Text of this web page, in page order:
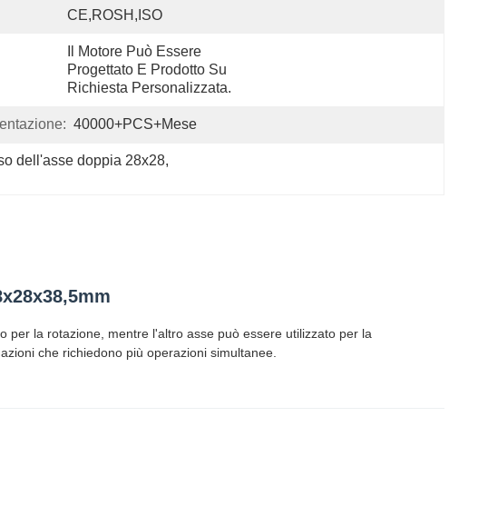
CE,ROSH,ISO
Il Motore Può Essere
Progettato E Prodotto Su
Richiesta Personalizzata.
40000+PCS+Mese
dell'asse doppia 28x28,
per la rotazione, mentre l'altro asse può essere utilizzato per la
che richiedono più operazioni simultanee.